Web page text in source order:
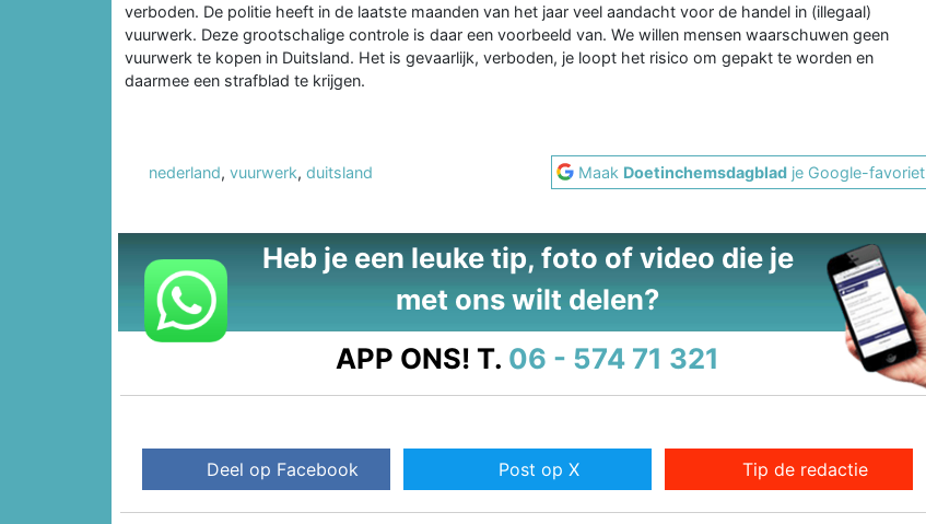
verboden. De politie heeft in de laatste maanden van het jaar veel aandacht voor de handel in (illegaal)
vuurwerk. Deze grootschalige controle is daar een voorbeeld van. We willen mensen waarschuwen geen
vuurwerk te kopen in Duitsland. Het is gevaarlijk, verboden, je loopt het risico om gepakt te worden en
daarmee een strafblad te krijgen.
nederland, vuurwerk, duitsland Maak Doetinchemsdagblad je Google-favoriet
Heb je een leuke tip, foto of video die je
met ons wilt delen?
APP ONS! T. 06 - 574 71 321
Deel op Facebook Post op X Tip de redactie